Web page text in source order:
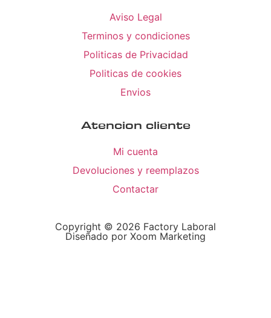
Aviso Legal
Terminos y condiciones
Politicas de Privacidad
Politicas de cookies
Envios
Atencion cliente
Mi cuenta
Devoluciones y reemplazos
Contactar
Copyright © 2026 Factory Laboral
Diseñado por Xoom Marketing